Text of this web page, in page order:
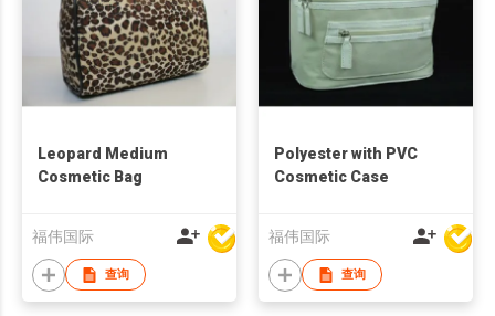
Leopard Medium
Cosmetic Bag
福伟国际
查询
Polyester with PVC
Cosmetic Case
福伟国际
查询